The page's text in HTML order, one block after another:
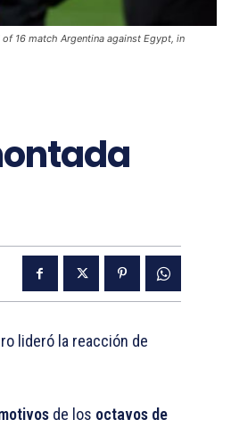
16 match Argentina against Egypt, in
lideró la reacción de
de los octavos de